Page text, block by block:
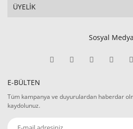
ÜYELİK
Sosyal Medya
E-BÜLTEN
Tüm kampanya ve duyurulardan haberdar
kaydolunuz.